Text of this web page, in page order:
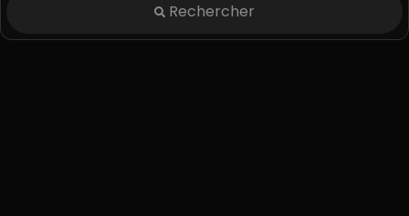
Rechercher